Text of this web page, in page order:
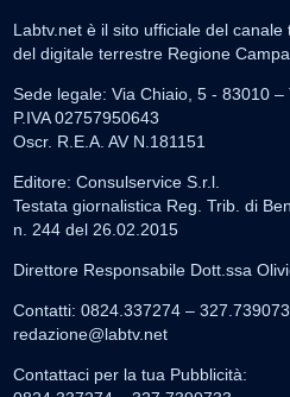
Labtv.net è il sito ufficiale del
del digitale terrestre Regione
Sede legale: Via Chiaio, 5 - 83010 –
P.IVA 02757950643
Oscr. R.E.A. AV N.181151
Editore: Consulservice S.r.l.
Testata giornalistica Reg. Trib. di
n. 244 del 26.02.2015
Direttore Responsabile Dott.ssa
Contatti: 0824.337274 –
redazione@labtv.net
Contattaci per la tua Pubblicità: